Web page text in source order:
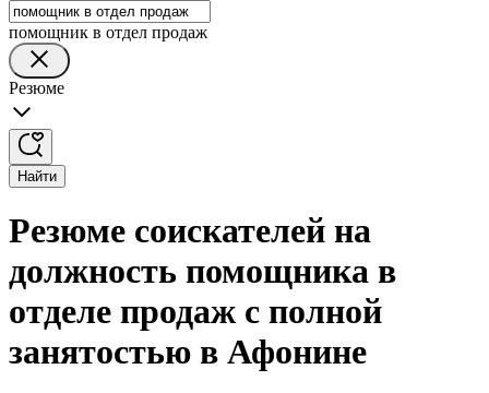
помощник в отдел продаж
Резюме
Найти
Резюме соискателей на
должность помощника в
отделе продаж с полной
занятостью в Афонине